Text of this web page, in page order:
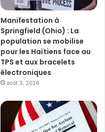
Manifestation à
Springfield (Ohio) : La
population se mobilise
pour les Haïtiens face au
TPS et aux bracelets
électroniques
août 3, 2026